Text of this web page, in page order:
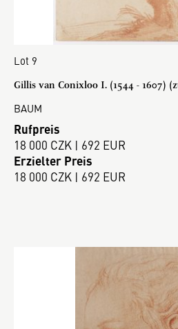
Lot 9
Gillis van Conixloo I. (1544 - 1607)
BAUM
Rufpreis
18 000 CZK | 692 EUR
Erzielter Preis
18 000 CZK | 692 EUR